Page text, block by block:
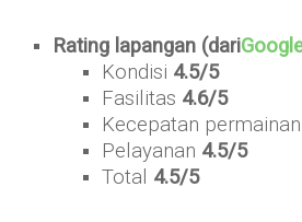
Rating lapangan (dari
Kondisi 4.5/5
Fasilitas 4.6/5
Kecepatan permainan
Pelayanan 4.5/5
Total 4.5/5